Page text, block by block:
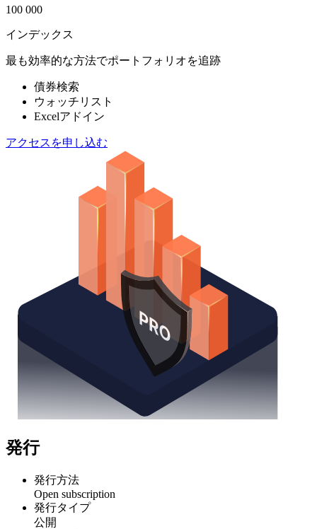
100 000
インデックス
最も効率的な方法でポートフォリオを追跡
債券検索
ウォッチリスト
Excelアドイン
アクセスを申し込む
発行
発行方法
Open subscription
発行タイプ
公開